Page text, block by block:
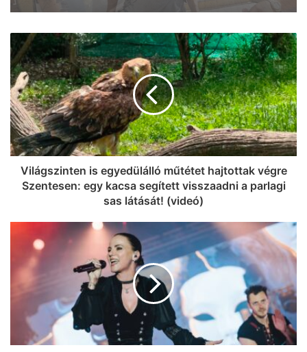
Világszinten is egyedülálló műtétet hajtottak végre
Szentesen: egy kacsa segített visszaadni a parlagi
sas látását! (videó)